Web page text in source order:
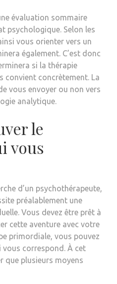
évaluation sommaire
psychologique. Selon les
vous orienter vers un
également. C’est donc
si la thérapie
convient concrètement. La
vous envoyer ou non vers
analytique.
le
vous
d’un psychothérapeute,
préalablement une
Vous devez être prêt à
cette aventure avec votre
primordiale, vous pouvez
vous correspond. À cet
que plusieurs moyens